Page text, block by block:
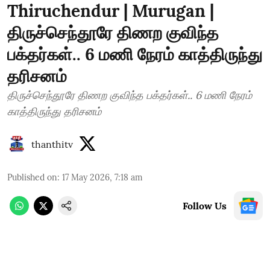
Thiruchendur | Murugan |
திருச்செந்தூரே திணற குவிந்த
பக்தர்கள்.. 6 மணி நேரம் காத்திருந்து
தரிசனம்
திருச்செந்தூரே திணற குவிந்த பக்தர்கள்.. 6 மணி நேரம்
காத்திருந்து தரிசனம்
thanthitv
Published on: 17 May 2026, 7:18 am
Follow Us